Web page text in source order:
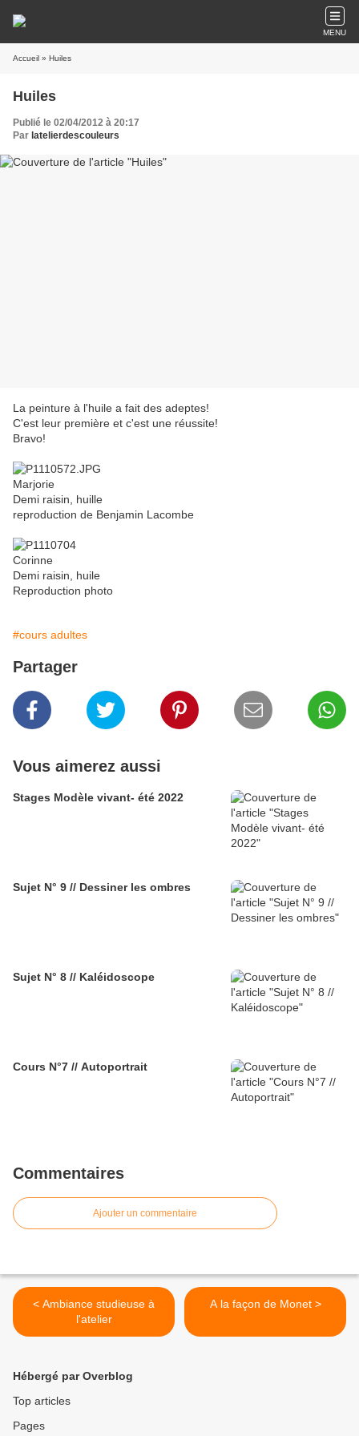
MENU
Accueil » Huiles
Huiles
Publié le 02/04/2012 à 20:17
Par latelierdescouleurs
La peinture à l'huile a fait des adeptes!
C'est leur première et c'est une réussite!
Bravo!
Marjorie
Demi raisin, huille
reproduction de Benjamin Lacombe
Corinne
Demi raisin, huile
Reproduction photo
#cours adultes
Partager
Vous aimerez aussi
Stages Modèle vivant- été 2022
Sujet N° 9 // Dessiner les ombres
Sujet N° 8 // Kaléidoscope
Cours N°7 // Autoportrait
Commentaires
Ajouter un commentaire
< Ambiance studieuse à
l'atelier
A la façon de Monet >
Hébergé par Overblog
Top articles
Pages